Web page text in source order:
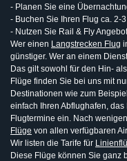
- Planen Sie eine
- Buchen Sie Ihren Flug ca. 2-
- Nutzen Sie Rail & Fly
Wer einen Langstrecken Flug
günstiger. Wer an einem
Das gilt sowohl für den Hin-
Flüge finden Sie bei uns mit
Destinationen wie zum
einfach Ihren Abflughafen,
Flugtermine ein. Nach
Flüge von allen verfügbaren
Wir listen die Tarife für
Diese Flüge können Sie ganz